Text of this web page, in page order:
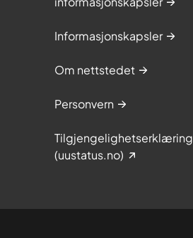
Informasjonskapsler
Om nettstedet
Personvern
Tilgjengelighetserklæring
(uustatus.no)